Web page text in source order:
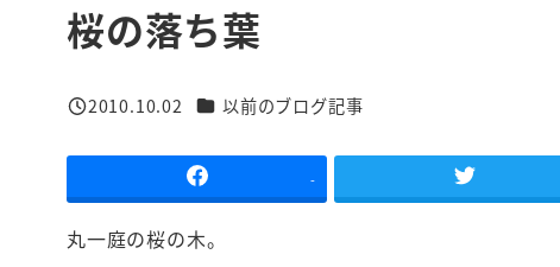
桜の落ち葉
投稿日
2010.10.02 カテゴリー
以前のブログ記事
-
丸一庭の桜の木。